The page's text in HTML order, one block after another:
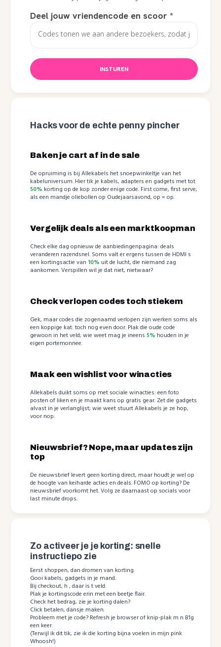
Deel jouw vriendencode en scoor*
INSTUREN
Hacks voor de echte penny pincher
Baken je cart af in de sale
De opruiming is bij Allekabels het snoepwinkeltje van het
kabeluniversum. Hier tik je kabels, adapters en gadgets met tot
50% korting op de kop zonder enige code. First come, first serve;
als een mandje oliebollen op Oudejaarsavond, op = op.
Vergelijk deals als een marktkoopman
Check elke dag opnieuw de aanbiedingenpagina: deals
veranderen razendsnel. Soms valt er ergens tussen de HDMI s
een kortingsactie van 10% uit de lucht, die niemand zag
aankomen. Verspillen wil je dat niet, nietwaar?
Check verlopen codes toch stiekem
Gek, maar codes die zogenaamd verlopen zijn werken soms als
een koppige kat: toch nog even door. Plak die oude code
gewoon in het veld; wie weet mag je ineens5% houden in je
eigen portemonnee.
Maak een wishlist voor winacties
Allekabels duikt soms op met sociale winacties: een foto
posten of liken en je maakt kans op gratis gear. Zet die gadgets
alvast in je verlanglijst; wie weet stuurt Allekabels je ze hop,
voor nop.
Nieuwsbrief? Nope, maar updates zijn
top
De nieuwsbrief levert geen korting direct, maar houdt je wel op
de hoogte van keiharde acties en deals. FOMO op korting? De
nieuwsbrief voorkomt het. Volg ze daarnaast op socials voor
last minute drops.
Zo activeer je je korting: snelle
instructiepo zie
Eerst shoppen, dan dromen van korting.
Gooi kabels, gadgets in je mand.
Bij checkout, h , daar is t veld:
Plak je kortingscode erin met een beetje flair.
Check het bedrag, zie je korting dalen?
Click betalen, dansje maken.
Probleem met je code? Refresh je browser of knip-plak m n B1g
een keer.
(Terwijl ik dit tik, zie ik die korting bijna voelen in mijn pink
Whoosh!)